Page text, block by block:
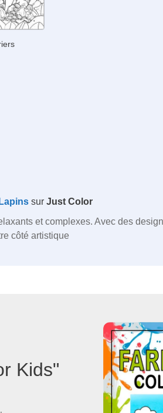
Lapinssur Just Color
et complexes. Avec des
côté artistique
Kids"